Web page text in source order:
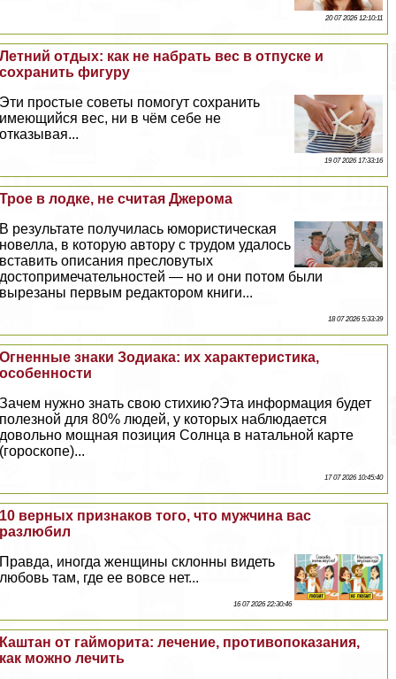
20 07 2026 12:10:11
Летний отдых: как не набрать вес в отпуске и
сохранить фигуру
Эти простые советы помогут сохранить
имеющийся вес, ни в чём себе не
отказывая...
19 07 2026 17:33:16
Трое в лодке, не считая Джерома
В результате получилась юмористическая
новелла, в которую автору с трудом удалось
вставить описания пресловутых
достопримечательностей — но и они потом были
вырезаны первым редактором книги...
18 07 2026 5:33:39
Огненные знаки Зодиака: их хаpaктеристика,
особенности
Зачем нужно знать свою стихию?Эта информация будет
полезной для 80% людей, у которых наблюдается
довольно мощная позиция Солнца в натальной карте
(гороскопе)...
17 07 2026 10:45:40
10 верных признаков того, что мужчина вас
разлюбил
Правда, иногда женщины склонны видеть
любовь там, где ее вовсе нет...
16 07 2026 22:30:46
Каштан от гайморита: лечение, противопоказания,
как можно лечить